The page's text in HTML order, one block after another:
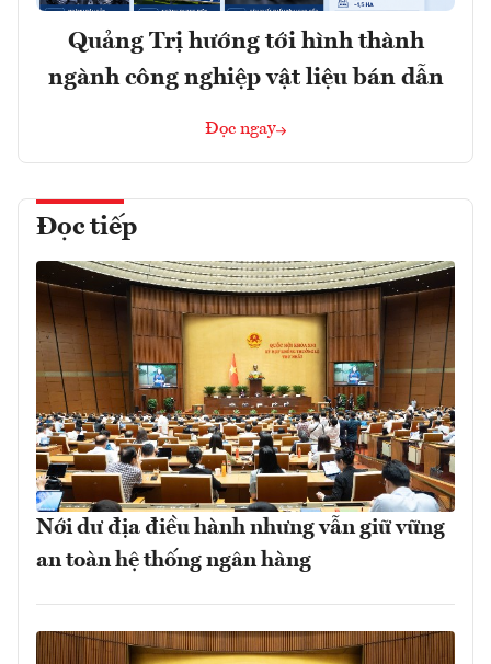
Quảng Trị hướng tới hình thành
ngành công nghiệp vật liệu bán dẫn
Đọc ngay
Đọc tiếp
Nới dư địa điều hành nhưng vẫn giữ vững
an toàn hệ thống ngân hàng